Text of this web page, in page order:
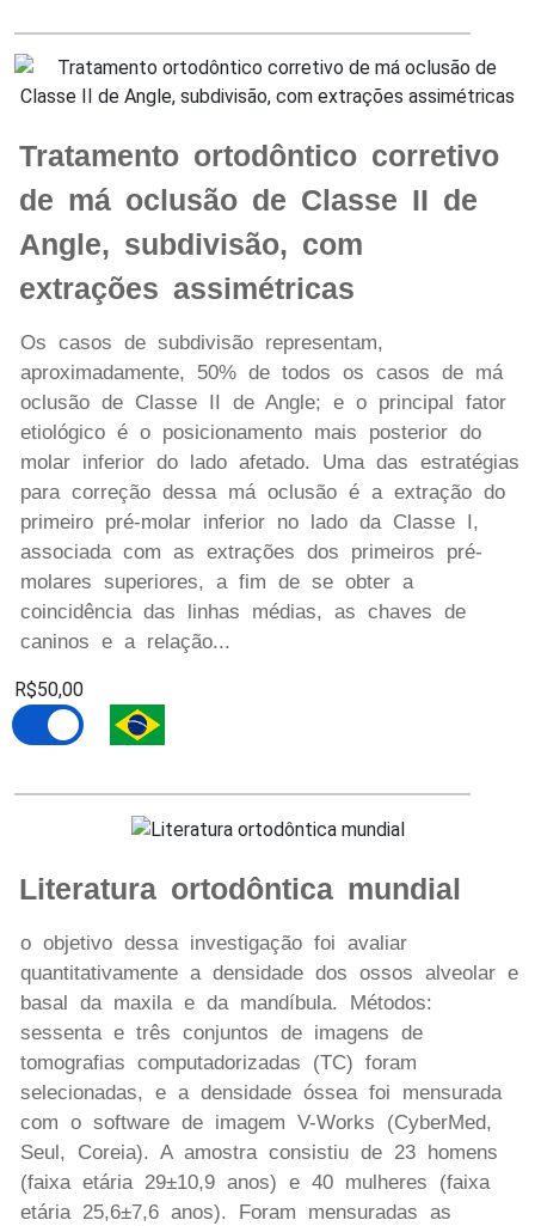
Tratamento ortodôntico corretivo
de má oclusão de Classe II de
Angle, subdivisão, com
extrações assimétricas
Os casos de subdivisão representam,
aproximadamente, 50% de todos os casos de má
oclusão de Classe II de Angle; e o principal fator
etiológico é o posicionamento mais posterior do
molar inferior do lado afetado. Uma das estratégias
para correção dessa má oclusão é a extração do
primeiro pré-molar inferior no lado da Classe I,
associada com as extrações dos primeiros pré-
molares superiores, a fim de se obter a
coincidência das linhas médias, as chaves de
caninos e a relação...
R$50,00
Literatura ortodôntica mundial
o objetivo dessa investigação foi avaliar
quantitativamente a densidade dos ossos alveolar e
basal da maxila e da mandíbula. Métodos:
sessenta e três conjuntos de imagens de
tomografias computadorizadas (TC) foram
selecionadas, e a densidade óssea foi mensurada
com o software de imagem V-Works (CyberMed,
Seul, Coreia). A amostra consistiu de 23 homens
(faixa etária 29±10,9 anos) e 40 mulheres (faixa
etária 25,6±7,6 anos). Foram mensuradas as